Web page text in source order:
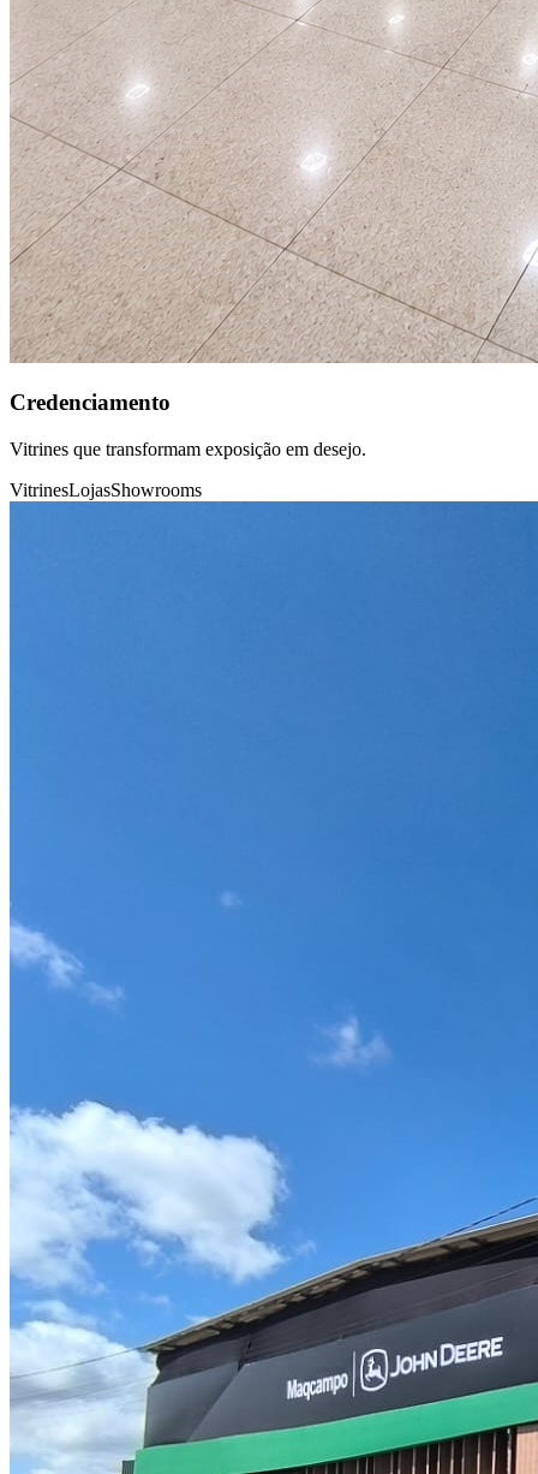
Credenciamento
Vitrines que transformam exposição em desejo.
VitrinesLojasShowrooms